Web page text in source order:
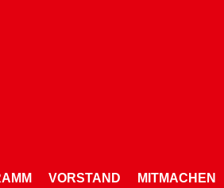
VORSTAND MITMACHEN